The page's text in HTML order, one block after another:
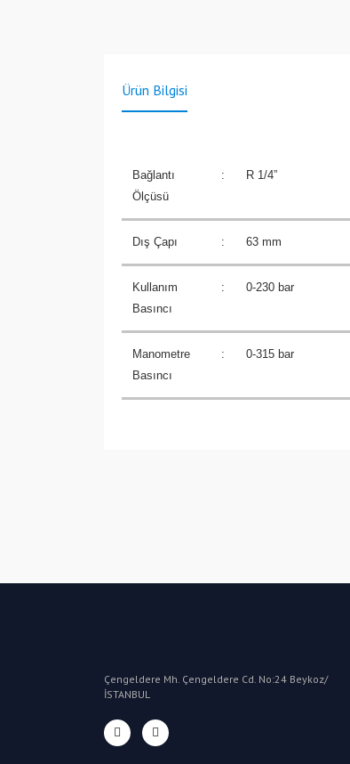
Ürün Bilgisi
Bağlantı
Ölçüsü
: R 1/4”
Dış Çapı : 63 mm
Kullanım
Basıncı
: 0-230 bar
Manometre
Basıncı
: 0-315 bar
Çengeldere Mh. Çengeldere Cd. No:24 Beykoz/
İSTANBUL